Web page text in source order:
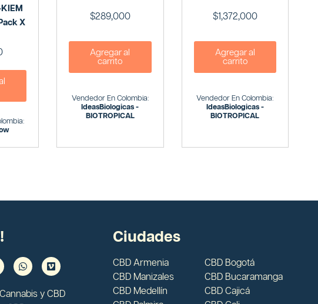
X
$289,000
Agregar al
carrito
Vendedor En Colombia:
IdeasBiologicas -
BIOTROPICAL
$1,372,000
Agregar al
carrito
Vendedor En Colombia:
IdeasBiologicas -
BIOTROPICAL
y CBD
Ciudades
CBD Armenia
CBD Manizales
CBD Medellín
CBD Bogotá
CBD Bucaramanga
CBD Cajicá